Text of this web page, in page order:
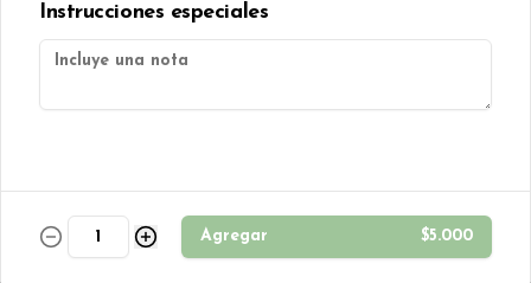
$2.500
$850
Instrucciones especiales
Agregar $5.000